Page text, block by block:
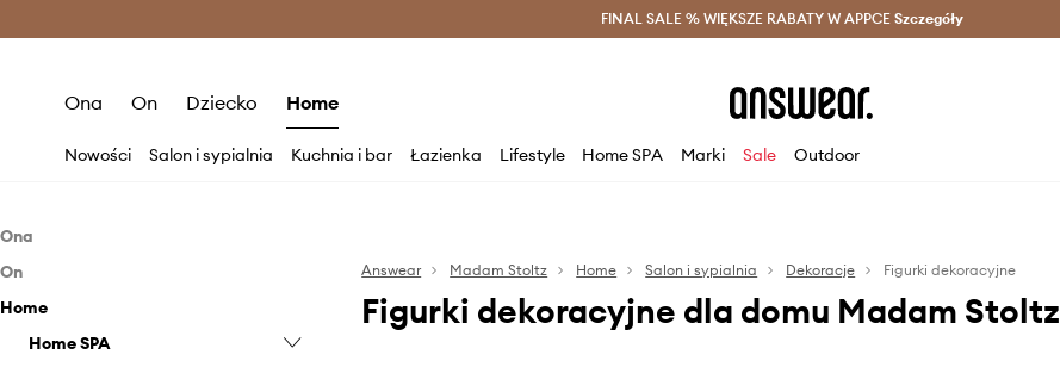
Oszczędzaj z Answear Club > Dostawa nawet w 24h >
FINAL SALE % WIĘKSZE RABATY W APPCE Szczegóły
Ona On Dziecko Home
Nowości Salon i sypialnia Kuchnia i bar Łazienka Lifestyle Home SPA Marki Sale Outdoor
Ona
On
Akcesoria
Kosmetyczki
Home
Home SPA
Answear Madam Stoltz Home Salon i sypialnia Dekoracje Figurki dekoracyjne
Figurki dekoracyjne dla domu Madam Stoltz